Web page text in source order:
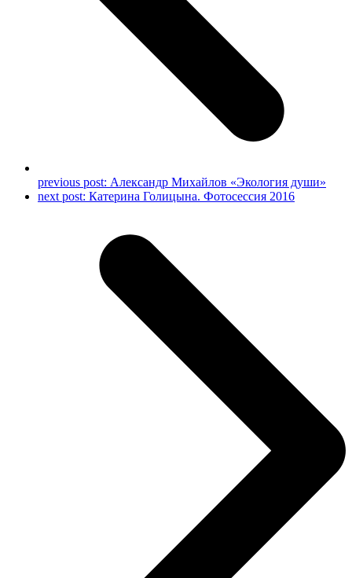
previous post: Александр Михайлов «Экология души»
next post: Катерина Голицына. Фотосессия 2016